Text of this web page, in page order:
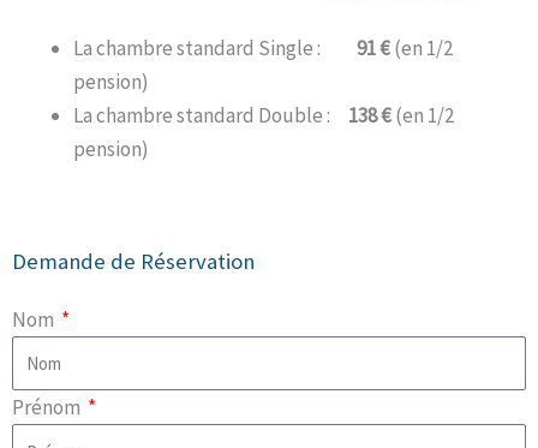
La chambre standard Single : 91 €(en 1/2
pension)
La chambre standard Double : 138 €(en 1/2
pension)
Demande de Réservation
Nom
Prénom